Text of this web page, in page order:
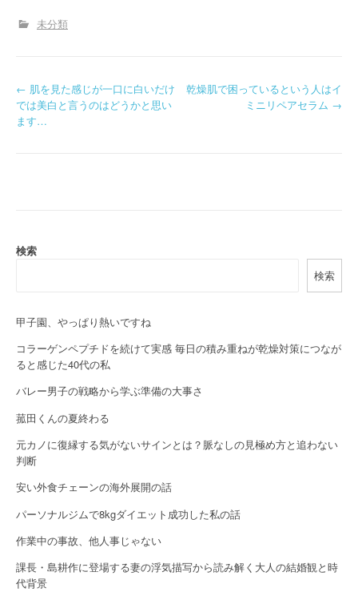
未分類
P
o
a
g
a
t
i
o
n
← 肌を見た感じが一口に白いだけ
では美白と言うのはどうかと思い
ます…
乾燥肌で困っているという人はイ
ミニリペアセラム →
検索
検索
甲子園、やっぱり熱いですね
コラーゲンペプチドを続けて実感 毎日の積み重ねが乾燥対策につなが
ると感じた40代の私
バレー男子の戦略から学ぶ準備の大事さ
菰田くんの夏終わる
元カノに復縁する気がないサインとは？脈なしの見極め方と追わない
判断
安い外食チェーンの海外展開の話
パーソナルジムで8kgダイエット成功した私の話
作業中の事故、他人事じゃない
課長・島耕作に登場する妻の浮気描写から読み解く大人の結婚観と時
代背景